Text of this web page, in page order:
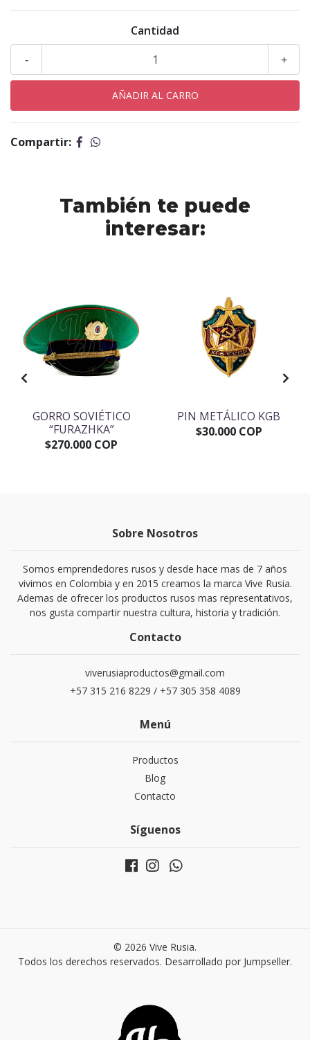
Cantidad
+
-
Compartir:
También te puede
interesar:
GORRO SOVIÉTICO
“FURAZHKA”
$270.000 COP
PIN METÁLICO KGB
$30.000 COP
Sobre Nosotros
Somos emprendedores rusos y desde hace mas de 7 años
vivimos en Colombia y en 2015 creamos la marca Vive Rusia.
Ademas de ofrecer los productos rusos mas representativos,
nos gusta compartir nuestra cultura, historia y tradición.
Contacto
viverusiaproductos@gmail.com
+57 315 216 8229 / +57 305 358 4089
Menú
Productos
Blog
Contacto
Síguenos
© 2026 Vive Rusia.
Todos los derechos reservados. Desarrollado por Jumpseller.